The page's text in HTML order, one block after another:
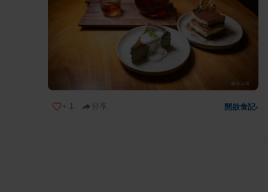
+ 1 分享 開啟食記›